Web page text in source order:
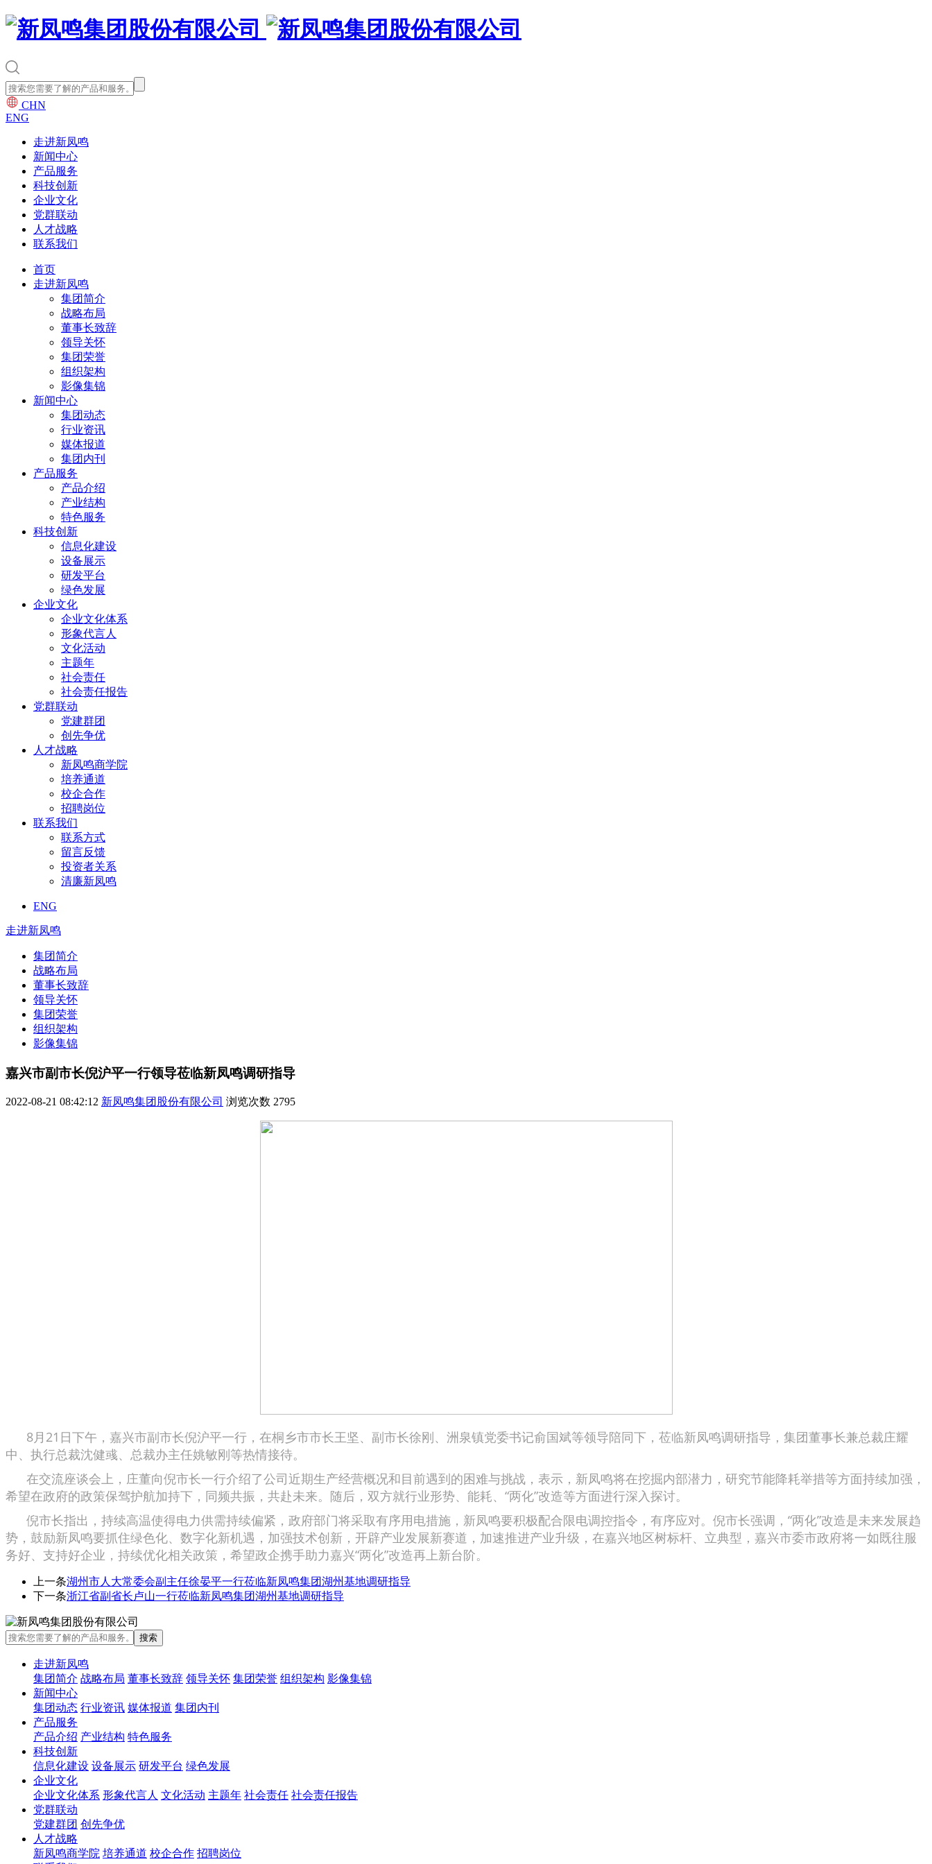
CHN
ENG
走进新凤鸣
新闻中心
产品服务
科技创新
企业文化
党群联动
人才战略
联系我们
首页
走进新凤鸣
集团简介
战略布局
董事长致辞
领导关怀
集团荣誉
组织架构
影像集锦
新闻中心
集团动态
行业资讯
媒体报道
集团内刊
产品服务
产品介绍
产业结构
特色服务
科技创新
信息化建设
设备展示
研发平台
绿色发展
企业文化
企业文化体系
形象代言人
文化活动
主题年
社会责任
社会责任报告
党群联动
党建群团
创先争优
人才战略
新凤鸣商学院
培养通道
校企合作
招聘岗位
联系我们
联系方式
留言反馈
投资者关系
清廉新凤鸣
ENG
走进新凤鸣
集团简介
战略布局
董事长致辞
领导关怀
集团荣誉
组织架构
影像集锦
嘉兴市副市长倪沪平一行领导莅临新凤鸣调研指导
2022-08-21 08:42:12 新凤鸣集团股份有限公司 浏览次数 2795
8月21日下午，嘉兴市副市长倪沪平一行，在桐乡市市长王坚、副市长徐刚、洲泉镇党委书记俞国斌等领导陪同下，莅临新凤鸣调研指导，集团董事长兼总裁庄耀
中、执行总裁沈健彧、总裁办主任姚敏刚等热情接待。
在交流座谈会上，庄董向倪市长一行介绍了公司近期生产经营概况和目前遇到的困难与挑战，表示，新凤鸣将在挖掘内部潜力，研究节能降耗举措等方面持续加强，
希望在政府的政策保驾护航加持下，同频共振，共赴未来。随后，双方就行业形势、能耗、“两化”改造等方面进行深入探讨。
倪市长指出，持续高温使得电力供需持续偏紧，政府部门将采取有序用电措施，新凤鸣要积极配合限电调控指令，有序应对。倪市长强调，“两化”改造是未来发展趋
势，鼓励新凤鸣要抓住绿色化、数字化新机遇，加强技术创新，开辟产业发展新赛道，加速推进产业升级，在嘉兴地区树标杆、立典型，嘉兴市委市政府将一如既往服
务好、支持好企业，持续优化相关政策，希望政企携手助力嘉兴“两化”改造再上新台阶。
上一条湖州市人大常委会副主任徐晏平一行莅临新凤鸣集团湖州基地调研指导
下一条浙江省副省长卢山一行莅临新凤鸣集团湖州基地调研指导
走进新凤鸣
集团简介 战略布局 董事长致辞 领导关怀 集团荣誉 组织架构 影像集锦
新闻中心
集团动态 行业资讯 媒体报道 集团内刊
产品服务
产品介绍 产业结构 特色服务
科技创新
信息化建设 设备展示 研发平台 绿色发展
企业文化
企业文化体系 形象代言人 文化活动 主题年 社会责任 社会责任报告
党群联动
党建群团 创先争优
人才战略
新凤鸣商学院 培养通道 校企合作 招聘岗位